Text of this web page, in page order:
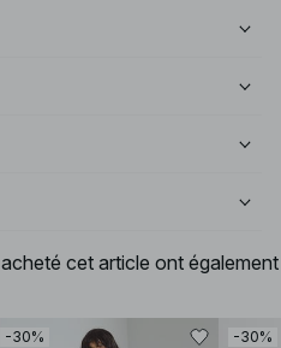
cet article ont également
-30% -30%